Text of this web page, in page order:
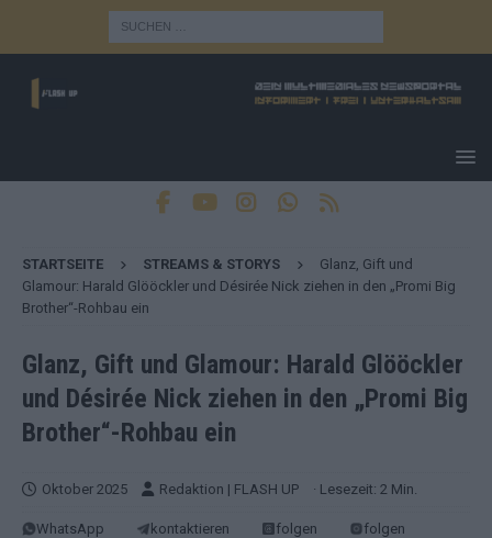
STARTSEITE STREAMS & STORYS
Glanz, Gift und
Glamour: Harald Glööckler und Désirée Nick ziehen in den „Promi Big
Brother“-Rohbau ein
Glanz, Gift und Glamour: Harald Glööckler
und Désirée Nick ziehen in den „Promi Big
Brother“-Rohbau ein
Oktober 2025 Redaktion | FLASH UP · Lesezeit: 2 Min.
WhatsApp kontaktieren folgen
folgen